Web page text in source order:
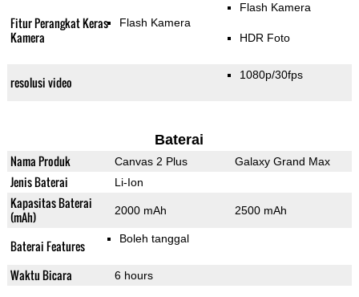
Fitur Perangkat Keras
Kamera
Flash Kamera
Flash Kamera
HDR Foto
resolusi video 1080p/30fps
Baterai
Nama Produk Canvas 2 Plus Galaxy Grand Max
Jenis Baterai Li-Ion
Kapasitas Baterai
(mAh)
2000 mAh 2500 mAh
Baterai Features Boleh tanggal
Waktu Bicara 6 hours